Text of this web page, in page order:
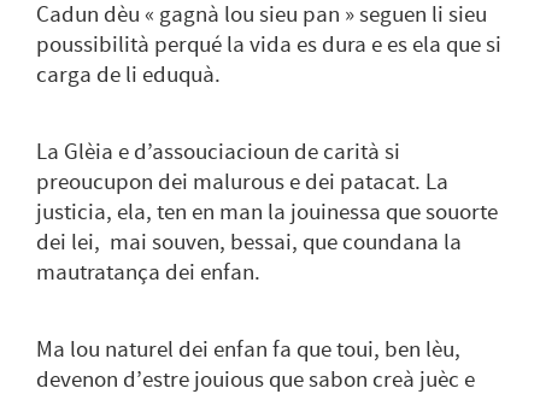
Cadun dèu « gagnà lou sieu pan » seguen li sieu
poussibilità perqué la vida es dura e es ela que si
carga de li eduquà.
La Glèia e d’assouciacioun de carità si
preoucupon dei malurous e dei patacat. La
justicia, ela, ten en man la jouinessa que souorte
dei lei, mai souven, bessai, que coundana la
mautratança dei enfan.
Ma lou naturel dei enfan fa que toui, ben lèu,
devenon d’estre jouious que sabon creà juèc e